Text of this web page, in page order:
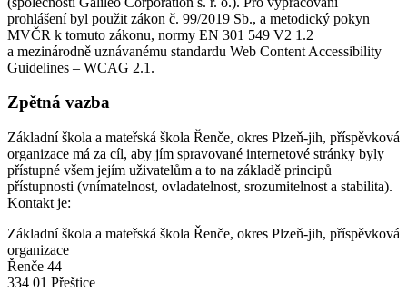
prohlášení byl použit zákon č. 99/2019 Sb., a metodický pokyn
MVČR k tomuto zákonu, normy EN 301 549 V2 1.2
a mezinárodně uznávanému standardu Web Content Accessibility
Guidelines – WCAG 2.1.
Zpětná vazba
Základní škola a mateřská škola Řenče, okres Plzeň-jih, příspěvková
organizace má za cíl, aby jím spravované internetové stránky byly
přístupné všem jejím uživatelům a to na základě principů
přístupnosti (vnímatelnost, ovladatelnost, srozumitelnost a stabilita).
Kontakt je:
Základní škola a mateřská škola Řenče, okres Plzeň-jih, příspěvková
organizace
Řenče 44
334 01 Přeštice